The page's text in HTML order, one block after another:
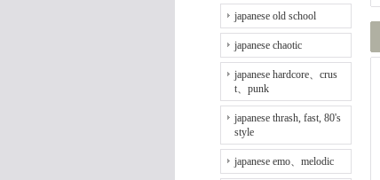
japanese old school
japanese chaotic
japanese hardcore、crus
t、punk
japanese thrash, fast, 80's
style
japanese emo、melodic